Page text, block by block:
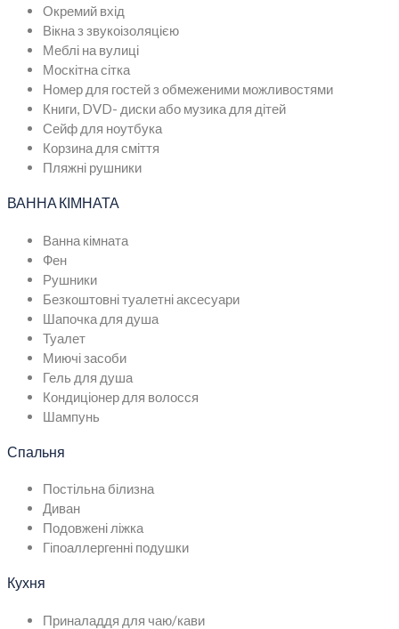
Окремий вхід
Вікна з звукоізоляцією
Меблі на вулиці
Москітна сітка
Номер для гостей з обмеженими можливостями
Книги, DVD- диски або музика для дітей
Сейф для ноутбука
Корзина для сміття
Пляжні рушники
ВАННА КІМНАТА
Ванна кімната
Фен
Рушники
Безкоштовні туалетні аксесуари
Шапочка для душа
Туалет
Миючі засоби
Гель для душа
Кондиціонер для волосся
Шампунь
Спальня
Постільна білизна
Диван
Подовжені ліжка
Гіпоаллергенні подушки
Кухня
Приналаддя для чаю/кави